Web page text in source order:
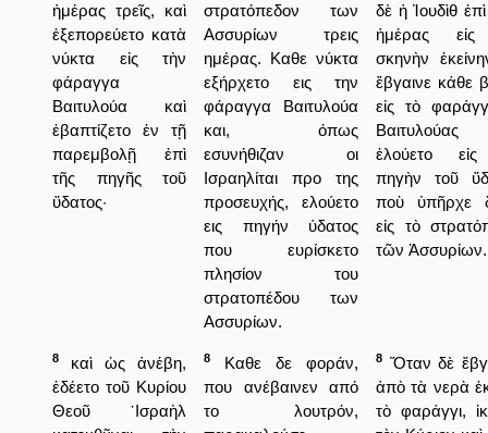
ἡμέρας τρεῖς, καὶ
ἐξεπορεύετο κατὰ
νύκτα εἰς τὴν
φάραγγα
Βαιτυλούα καὶ
ἐβαπτίζετο ἐν τῇ
παρεμβολῇ ἐπὶ
τῆς πηγῆς τοῦ
ὕδατος·
στρατόπεδον των
Ασσυρίων τρεις
ημέρας. Καθε νύκτα
εξήρχετο εις την
φάραγγα Βαιτυλούα
και, όπως
εσυνήθιζαν οι
Ισραηλίται προ της
προσευχής, ελούετο
εις πηγήν ύδατος
που ευρίσκετο
πλησίον του
στρατοπέδου των
Ασσυρίων.
δὲ ἡ Ἰουδὶθ ἐπὶ
ἡμέρας
σκηνὴν
ἔβγαινε κάθε
εἰς τὸ
ἐλούετο
πηγὴν τοῦ
ποὺ ὑπῆρχε
εἰς τὸ
τῶν Ἀσσυρίων.
8
καὶ ὡς ἀνέβη,
ἐδέετο τοῦ Κυρίου
Θεοῦ ᾿Ισραὴλ
8
Καθε δε φοράν,
που ανέβαινεν από
το λουτρόν,
8 Ὅταν δὲ
ἀπὸ τὰ νερὰ
τὸ φαράγγι,